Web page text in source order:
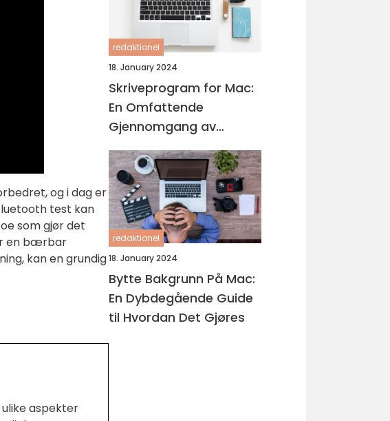
og i dag er
test kan
som gjør det
en bærbar
kan en grundig
aspekter
redaktionel
18. January 2024
Skriveprogram for Mac:
En Omfattende
Gjennomgang av
Produktene på
Markedet
redaktionel
18. January 2024
Bytte Bakgrunn På Mac:
En Dybdegående Guide
til Hvordan Det Gjøres